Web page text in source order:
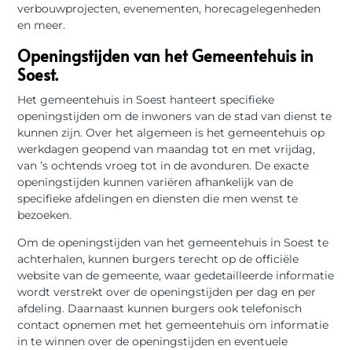
verbouwprojecten, evenementen, horecagelegenheden
en meer.
Openingstijden van het Gemeentehuis in
Soest.
Het gemeentehuis in Soest hanteert specifieke
openingstijden om de inwoners van de stad van dienst te
kunnen zijn. Over het algemeen is het gemeentehuis op
werkdagen geopend van maandag tot en met vrijdag,
van ’s ochtends vroeg tot in de avonduren. De exacte
openingstijden kunnen variëren afhankelijk van de
specifieke afdelingen en diensten die men wenst te
bezoeken.
Om de openingstijden van het gemeentehuis in Soest te
achterhalen, kunnen burgers terecht op de officiële
website van de gemeente, waar gedetailleerde informatie
wordt verstrekt over de openingstijden per dag en per
afdeling. Daarnaast kunnen burgers ook telefonisch
contact opnemen met het gemeentehuis om informatie
in te winnen over de openingstijden en eventuele